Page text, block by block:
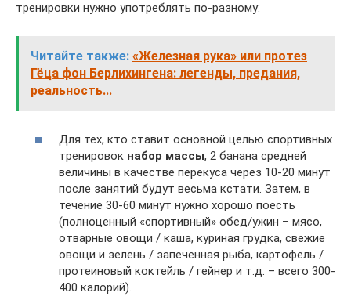
тренировки нужно употреблять по-разному:
Читайте также: «Железная рука» или протез
Гёца фон Берлихингена: легенды, предания,
реальность...
Для тех, кто ставит основной целью спортивных
тренировок набор массы, 2 банана средней
величины в качестве перекуса через 10-20 минут
после занятий будут весьма кстати. Затем, в
течение 30-60 минут нужно хорошо поесть
(полноценный «спортивный» обед/ужин – мясо,
отварные овощи / каша, куриная грудка, свежие
овощи и зелень / запеченная рыба, картофель /
протеиновый коктейль / гейнер и т.д. – всего 300-
400 калорий).